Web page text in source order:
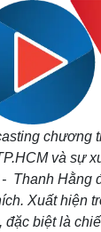
chương
và sự
Thanh Hằng
Xuất hiện
đặc biệt là